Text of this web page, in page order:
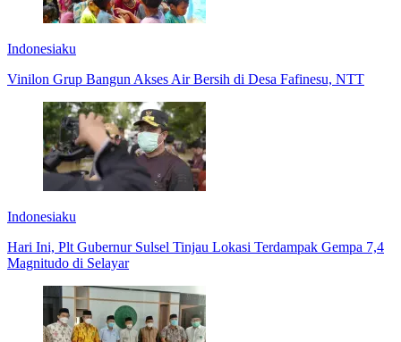
Indonesiaku
Vinilon Grup Bangun Akses Air Bersih di Desa Fafinesu, NTT
Indonesiaku
Hari Ini, Plt Gubernur Sulsel Tinjau Lokasi Terdampak Gempa 7,4
Magnitudo di Selayar